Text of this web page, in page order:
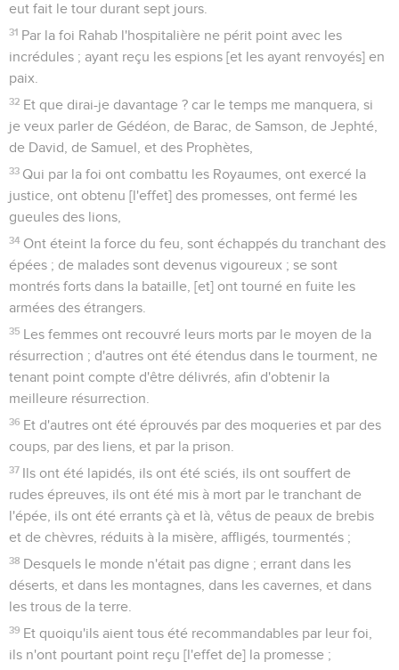
eut fait le tour durant sept jours.
31 Par la foi Rahab l'hospitalière ne périt point avec les
incrédules ; ayant reçu les espions [et les ayant renvoyés] en
paix.
32 Et que dirai-je davantage ? car le temps me manquera, si
je veux parler de Gédéon, de Barac, de Samson, de Jephté,
de David, de Samuel, et des Prophètes,
33 Qui par la foi ont combattu les Royaumes, ont exercé la
justice, ont obtenu [l'effet] des promesses, ont fermé les
gueules des lions,
34 Ont éteint la force du feu, sont échappés du tranchant des
épées ; de malades sont devenus vigoureux ; se sont
montrés forts dans la bataille, [et] ont tourné en fuite les
armées des étrangers.
35 Les femmes ont recouvré leurs morts par le moyen de la
résurrection ; d'autres ont été étendus dans le tourment, ne
tenant point compte d'être délivrés, afin d'obtenir la
meilleure résurrection.
36 Et d'autres ont été éprouvés par des moqueries et par des
coups, par des liens, et par la prison.
37 Ils ont été lapidés, ils ont été sciés, ils ont souffert de
rudes épreuves, ils ont été mis à mort par le tranchant de
l'épée, ils ont été errants çà et là, vêtus de peaux de brebis
et de chèvres, réduits à la misère, affligés, tourmentés ;
38 Desquels le monde n'était pas digne ; errant dans les
déserts, et dans les montagnes, dans les cavernes, et dans
les trous de la terre.
39 Et quoiqu'ils aient tous été recommandables par leur foi,
ils n'ont pourtant point reçu [l'effet de] la promesse ;